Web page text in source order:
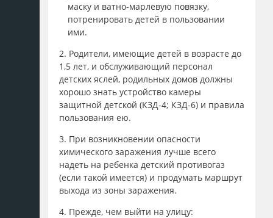
маску и ватно-марлевую повязку,
потренировать детей в пользовании
ими.
2. Родители, имеющие детей в возрасте до
1,5 лет, и обслуживающий персонал
детских яслей, родильных домов должны
хорошо знать устройство камеры
защитной детской (КЗД-4; КЗД-6) и правила
пользования ею.
3. При возникновении опасности
химического заражения лучше всего
надеть на ребенка детский противогаз
(если такой имеется) и продумать маршрут
выхода из зоны заражения.
4. Прежде, чем выйти на улицу: